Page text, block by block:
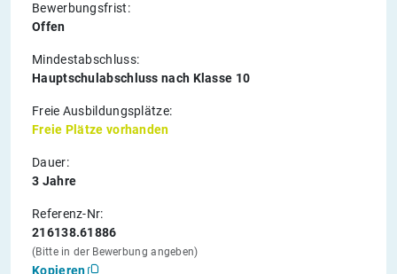
Bewerbungsfrist:
Offen
Mindestabschluss:
Hauptschulabschluss nach Klasse 10
Freie Ausbildungsplätze:
Freie Plätze vorhanden
Dauer:
3 Jahre
Referenz-Nr:
216138.61886
(Bitte in der Bewerbung angeben)
Kopieren